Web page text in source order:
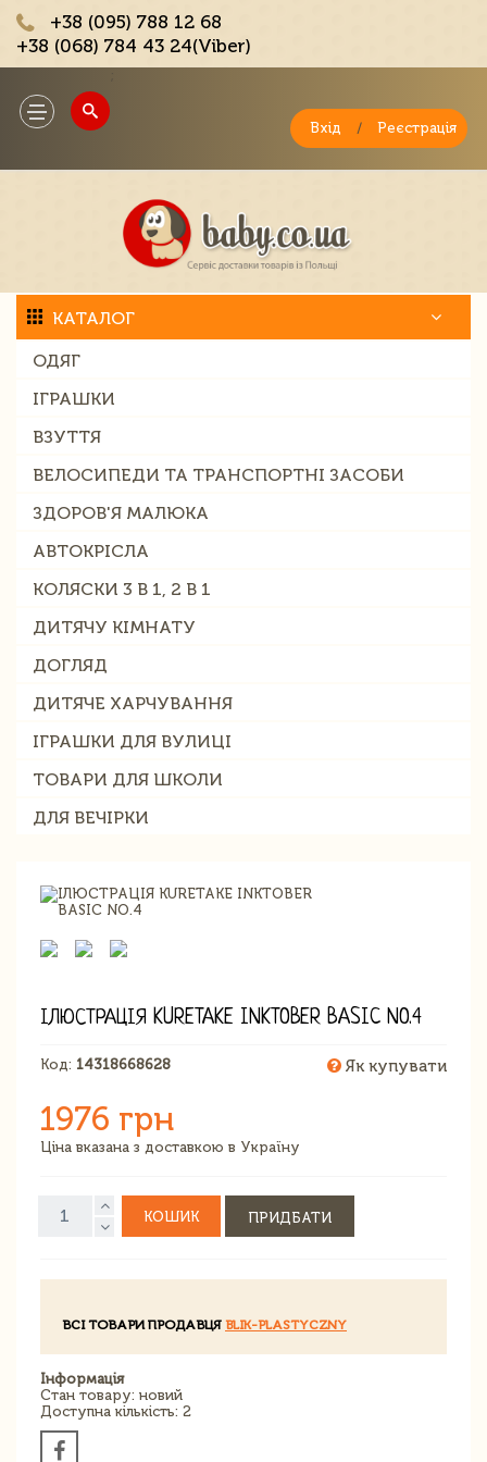
+38 (095) 788 12 68
+38 (068) 784 43 24(Viber)
Toggle
navigation
Вхід / Реєстрація
КАТАЛОГ
ОДЯГ
ІГРАШКИ
ВЗУТТЯ
ВЕЛОСИПЕДИ ТА ТРАНСПОРТНІ ЗАСОБИ
ЗДОРОВ'Я МАЛЮКА
АВТОКРІСЛА
КОЛЯСКИ 3 В 1, 2 В 1
ДИТЯЧУ КІМНАТУ
ДОГЛЯД
ДИТЯЧЕ ХАРЧУВАННЯ
ІГРАШКИ ДЛЯ ВУЛИЦІ
ТОВАРИ ДЛЯ ШКОЛИ
ДЛЯ ВЕЧІРКИ
ІЛЮСТРАЦІЯ KURETAKE INKTOBER BASIC NO.4
Код: 14318668628 Як купувати
1976 грн
Ціна вказана з доставкою в Україну
КОШИК ПРИДБАТИ
ВСІ ТОВАРИ ПРОДАВЦЯ BLIK-PLASTYCZNY
Інформація
Стан товару: новий
Доступна кількість: 2